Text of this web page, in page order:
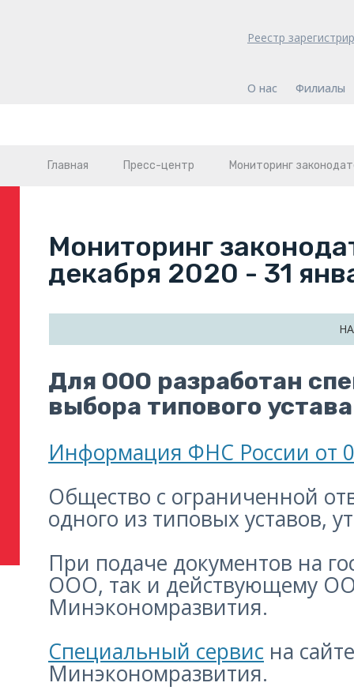
Реестр
О нас Филиалы
Главная Пресс-центр Мониторинг
Мониторинг
декабря 2020 - 31
Для ООО разработан
выбора типового устава
Информация ФНС России от
Общество с ограниченной
одного из типовых уставов,
При подаче документов на
ООО, так и действующему
Минэкономразвития.
Специальный сервис на
Минэкономразвития.